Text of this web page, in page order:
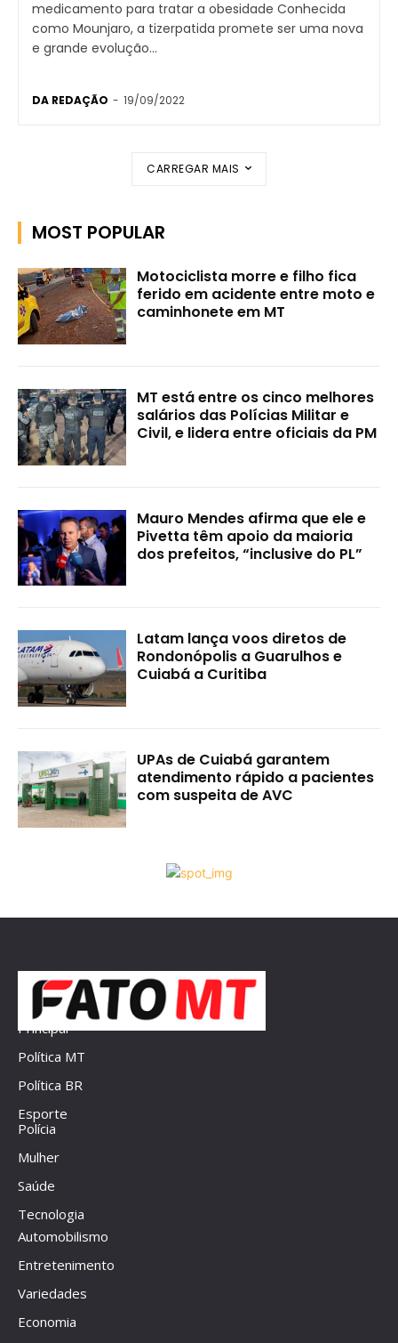
medicamento para tratar a obesidade Conhecida
como Mounjaro, a tizerpatida promete ser uma nova
e grande evolução...
DA REDAÇÃO - 19/09/2022
CARREGAR MAIS
MOST POPULAR
Motociclista morre e filho fica
ferido em acidente entre moto e
caminhonete em MT
MT está entre os cinco melhores
salários das Polícias Militar e
Civil, e lidera entre oficiais da PM
Mauro Mendes afirma que ele e
Pivetta têm apoio da maioria
dos prefeitos, “inclusive do PL”
Latam lança voos diretos de
Rondonópolis a Guarulhos e
Cuiabá a Curitiba
UPAs de Cuiabá garantem
atendimento rápido a pacientes
com suspeita de AVC
Principal
Política MT
Política BR
Esporte
Polícia
Mulher
Saúde
Tecnologia
Automobilismo
Entretenimento
Variedades
Economia